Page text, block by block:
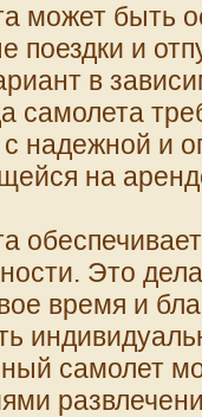
может быть
поездки и
в
самолета
с надежной и
на
Это
время и
самолет